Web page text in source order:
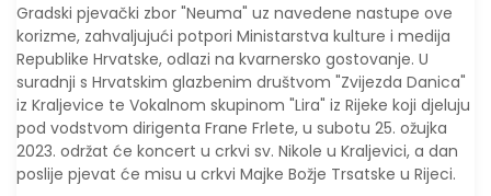
Gradski pjevački zbor "Neuma" uz navedene nastupe ove
korizme, zahvaljujući potpori Ministarstva kulture i medija
Republike Hrvatske, odlazi na kvarnersko gostovanje. U
suradnji s Hrvatskim glazbenim društvom "Zvijezda Danica"
iz Kraljevice te Vokalnom skupinom "Lira" iz Rijeke koji djeluju
pod vodstvom dirigenta Frane Frlete, u subotu 25. ožujka
2023. održat će koncert u crkvi sv. Nikole u Kraljevici, a dan
poslije pjevat će misu u crkvi Majke Božje Trsatske u Rijeci.